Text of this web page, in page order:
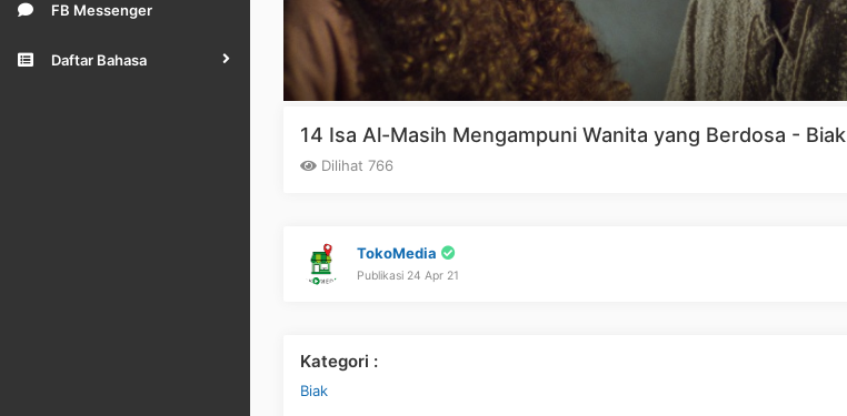
FB Messenger
Daftar Bahasa
14 Isa Al-Masih Mengampuni Wanita yang Berdosa - Biak
Dilihat 766
TokoMedia
Publikasi 24 Apr 21
Kategori :
Biak